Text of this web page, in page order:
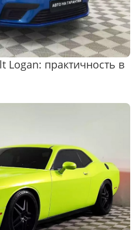
Logan: практичность в